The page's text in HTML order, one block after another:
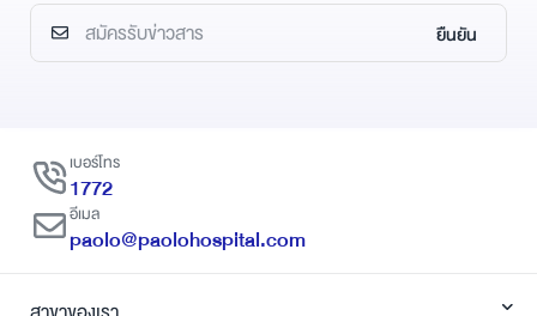
ยืนยัน
เบอร์โทร
1772
อีเมล
paolo@paolohospital.com